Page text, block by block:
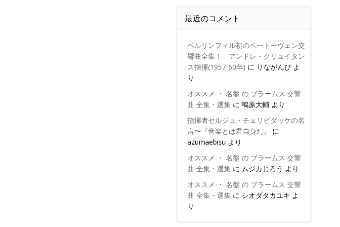
最近のコメント
ベルリンフィル初のベートーヴェン交
響曲全集！ アンドレ・クリュイタン
ス指揮(1957-60年) に りながんぴよ
り
オススメ ・ 名盤 の ブラームス 交響
曲 全集・選集に 鴫原大輔より
指揮者セルジュ・チェリビダッケの名
言〜『音楽とは君自身だ』
に
azumaebisu より
オススメ ・ 名盤 の ブラームス 交響
曲 全集・選集に ムジカじろう より
オススメ ・ 名盤 の ブラームス 交響
曲 全集・選集に シオダタカユキ よ
り